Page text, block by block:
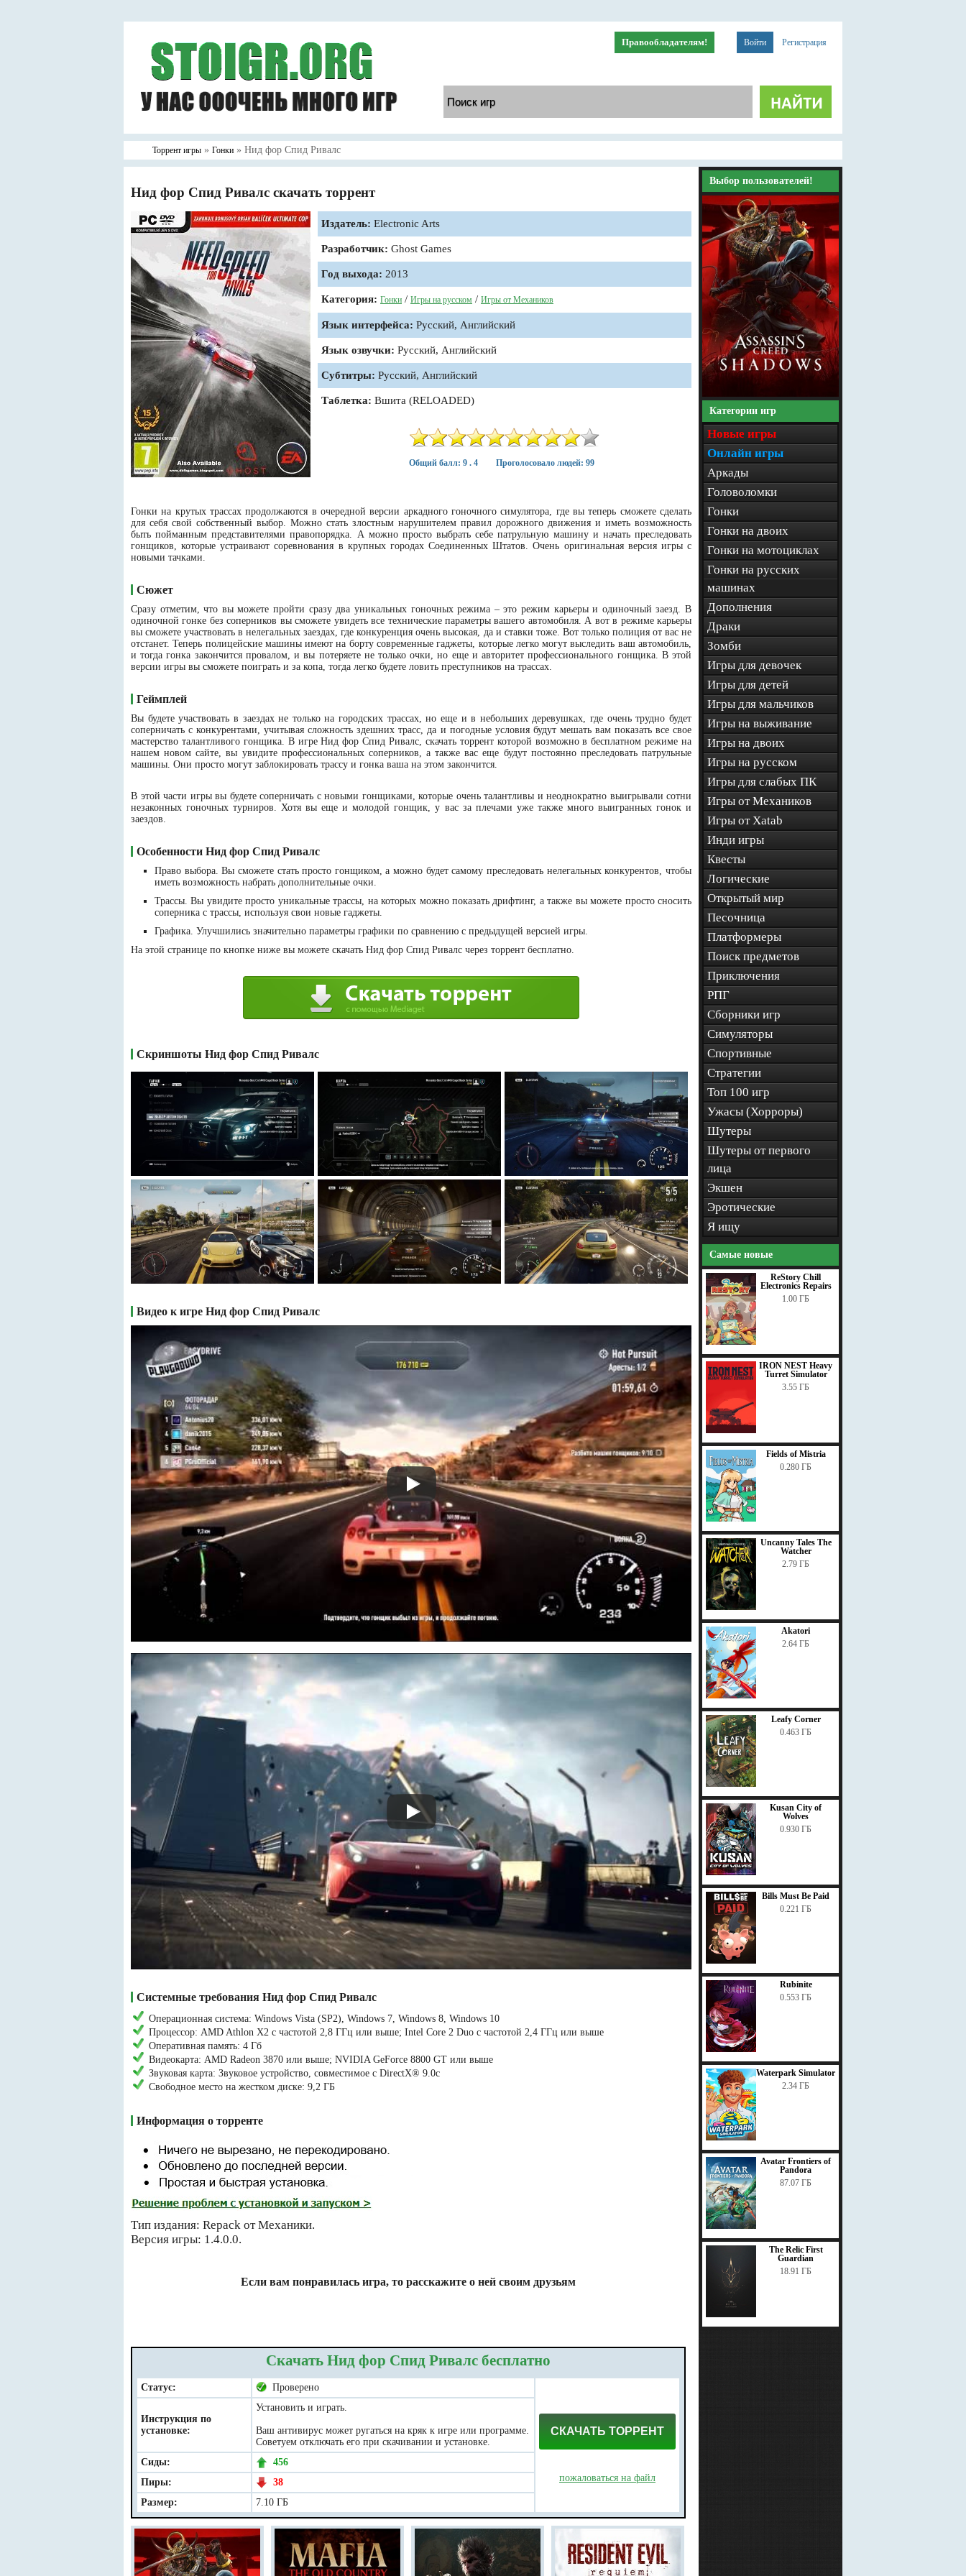
Войти Регистрация
Правообладателям!
Торрент игры » Гонки » Нид фор Спид Ривалс
Нид фор Спид Ривалс скачать торрент
Издатель: Electronic Arts
Разработчик: Ghost Games
Год выхода: 2013
Категория: Гонки / Игры на русском / Игры от Механиков
Язык интерфейса: Русский, Английский
Язык озвучки: Русский, Английский
Субтитры: Русский, Английский
Таблетка: Вшита (RELOADED)
Общий балл: 9 . 4 Проголосовало людей: 99
Гонки на крутых трассах продолжаются в очередной версии аркадного гоночного симулятора, где вы теперь сможете сделать
для себя свой собственный выбор. Можно стать злостным нарушителем правил дорожного движения и иметь возможность
быть пойманным представителями правопорядка. А можно просто выбрать себе патрульную машину и начать преследовать
гонщиков, которые устраивают соревнования в крупных городах Соединенных Штатов. Очень оригинальная версия игры с
новыми тачками.
Сюжет
Сразу отметим, что вы можете пройти сразу два уникальных гоночных режима – это режим карьеры и одиночный заезд. В
одиночной гонке без соперников вы сможете увидеть все технические параметры вашего автомобиля. А вот в режиме карьеры
вы сможете участвовать в нелегальных заездах, где конкуренция очень высокая, да и ставки тоже. Вот только полиция от вас не
отстанет. Теперь полицейские машины имеют на борту современные гаджеты, которые легко могут выследить ваш автомобиль,
и тогда гонка закончится провалом, и вы потеряете не только очки, но еще и авторитет профессионального гонщика. В этой
версии игры вы сможете поиграть и за копа, тогда легко будете ловить преступников на трассах.
Геймплей
Вы будете участвовать в заездах не только на городских трассах, но еще и в небольших деревушках, где очень трудно будет
соперничать с конкурентами, учитывая сложность здешних трасс, да и погодные условия будут мешать вам показать все свое
мастерство талантливого гонщика. В игре Нид фор Спид Ривалс, скачать торрент которой возможно в бесплатном режиме на
нашем новом сайте, вы увидите профессиональных соперников, а также вас еще будут постоянно преследовать патрульные
машины. Они просто могут заблокировать трассу и гонка ваша на этом закончится.
В этой части игры вы будете соперничать с новыми гонщиками, которые очень талантливы и неоднократно выигрывали сотни
незаконных гоночных турниров. Хотя вы еще и молодой гонщик, у вас за плечами уже также много выигранных гонок и
заездов.
Особенности Нид фор Спид Ривалс
Право выбора. Вы сможете стать просто гонщиком, а можно будет самому преследовать нелегальных конкурентов, чтобы
иметь возможность набрать дополнительные очки.
Трассы. Вы увидите просто уникальные трассы, на которых можно показать дрифтинг, а также вы можете просто сносить
соперника с трассы, используя свои новые гаджеты.
Графика. Улучшились значительно параметры графики по сравнению с предыдущей версией игры.
На этой странице по кнопке ниже вы можете скачать Нид фор Спид Ривалс через торрент бесплатно.
Скриншоты Нид фор Спид Ривалс
Видео к игре Нид фор Спид Ривалс
Системные требования Нид фор Спид Ривалс
Операционная система: Windows Vista (SP2), Windows 7, Windows 8, Windows 10
Процессор: AMD Athlon X2 с частотой 2,8 ГГц или выше; Intel Core 2 Duo с частотой 2,4 ГГц или выше
Оперативная память: 4 Гб
Видеокарта: AMD Radeon 3870 или выше; NVIDIA GeForce 8800 GT или выше
Звуковая карта: Звуковое устройство, совместимое с DirectX® 9.0с
Свободное место на жестком диске: 9,2 ГБ
Информация о торренте
Тип издания: Repack от Механики.
Версия игры: 1.4.0.0.
Если вам понравилась игра, то расскажите о ней своим друзьям
Скачать Нид фор Спид Ривалс бесплатно
Статус: Проверено
СКАЧАТЬ ТОРРЕНТ
пожаловаться на файл
Инструкция по
установке:
Установить и играть.
Ваш антивирус может ругаться на кряк к игре или программе.
Советуем отключать его при скачивании и установке.
Сиды:
456
Пиры:
38
Размер:
7.10 ГБ
Выбор пользователей!
Категории игр
Новые игры
Онлайн игры
Аркады
Головоломки
Гонки
Гонки на двоих
Гонки на мотоциклах
Гонки на русских
машинах
Дополнения
Драки
Зомби
Игры для девочек
Игры для детей
Игры для мальчиков
Игры на выживание
Игры на двоих
Игры на русском
Игры для слабых ПК
Игры от Механиков
Игры от Xatab
Инди игры
Квесты
Логические
Открытый мир
Песочница
Платформеры
Поиск предметов
Приключения
РПГ
Сборники игр
Симуляторы
Спортивные
Стратегии
Топ 100 игр
Ужасы (Хорроры)
Шутеры
Шутеры от первого
лица
Экшен
Эротические
Я ищу
Самые новые
ReStory Chill
Electronics Repairs
1.00 ГБ
IRON NEST Heavy
Turret Simulator
3.55 ГБ
Fields of Mistria
0.280 ГБ
Uncanny Tales The
Watcher
2.79 ГБ
Akatori
2.64 ГБ
Leafy Corner
0.463 ГБ
Kusan City of
Wolves
0.930 ГБ
Bills Must Be Paid
0.221 ГБ
Rubinite
0.553 ГБ
Waterpark Simulator
2.34 ГБ
Avatar Frontiers of
Pandora
87.07 ГБ
The Relic First
Guardian
18.91 ГБ